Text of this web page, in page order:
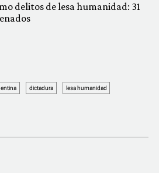
delitos de lesa humanidad: 31
dictadura lesa humanidad